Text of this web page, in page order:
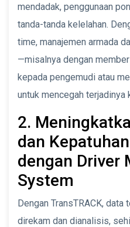
mendadak, penggunaan
tanda-tanda kelelahan.
time, manajemen armada
—misalnya dengan
kepada pengemudi atau
untuk mencegah terjadinya
2.
dan
dengan Driver
System
Dengan TransTRACK,
direkam dan dianalisis,